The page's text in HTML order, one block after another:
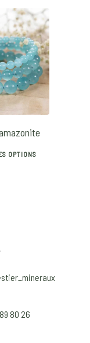
product
options
42€
OPTIONS
80 26